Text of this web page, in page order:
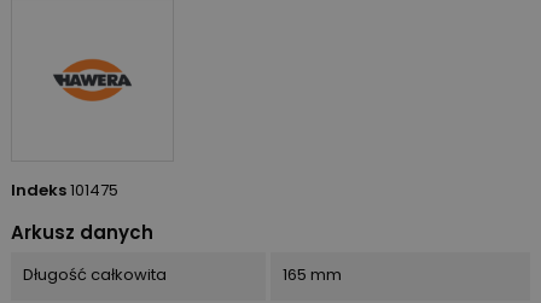
Indeks101475
Arkusz danych
Długość całkowita 165 mm